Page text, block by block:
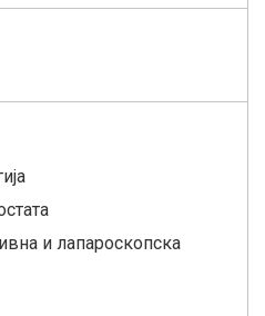
и лапароскопска